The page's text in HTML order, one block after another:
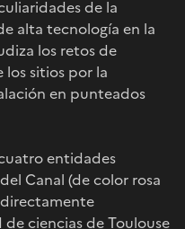
de la
alta tecnología en la
los retos de
sitios por la
en punteados
entidades
Canal (de color rosa
ciencias de Toulouse